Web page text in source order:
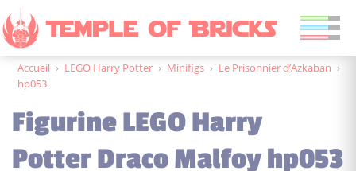
Accueil › LEGO Harry Potter › Minifigs › Le Prisonnier d’Azkaban ›
hp053
Figurine LEGO Harry
Potter Draco Malfoy hp053